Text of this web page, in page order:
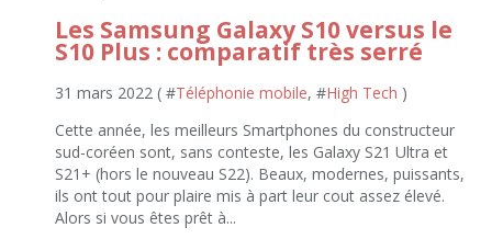
Les Samsung Galaxy S10 versus le
S10 Plus : comparatif très serré
31 mars 2022 ( #Téléphonie mobile, #High Tech )
Cette année, les meilleurs Smartphones du constructeur
sud-coréen sont, sans conteste, les Galaxy S21 Ultra et
S21+ (hors le nouveau S22). Beaux, modernes, puissants,
ils ont tout pour plaire mis à part leur cout assez élevé.
Alors si vous êtes prêt à...